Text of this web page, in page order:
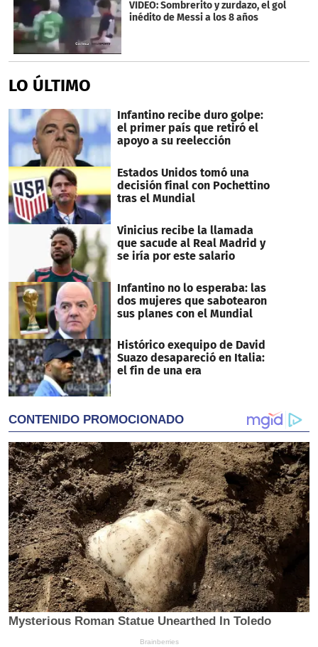
VIDEO: Sombrerito y zurdazo, el gol
inédito de Messi a los 8 años
LO ÚLTIMO
Infantino recibe duro golpe:
el primer país que retiró el
apoyo a su reelección
Estados Unidos tomó una
decisión final con Pochettino
tras el Mundial
Vinicius recibe la llamada
que sacude al Real Madrid y
se iría por este salario
Infantino no lo esperaba: las
dos mujeres que sabotearon
sus planes con el Mundial
Histórico exequipo de David
Suazo desapareció en Italia:
el fin de una era